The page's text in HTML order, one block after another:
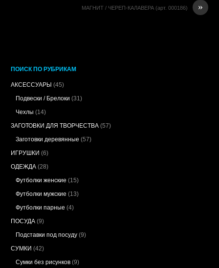
»
МАГНИТ / ЧЕРЕП-КАЛАВЕРА (арт. 000186)
ПОИСК ПО РУБРИКАМ
АКСЕССУАРЫ (45)
Подвески / Брелоки (31)
Чехлы (14)
ЗАГОТОВКИ ДЛЯ ТВОРЧЕСТВА (57)
Заготовки деревянные (57)
ИГРУШКИ (6)
ОДЕЖДА (28)
Футболки женские (15)
Футболки мужские (13)
Футболки парные (4)
ПОСУДА (9)
Подставки под посуду (9)
СУМКИ (42)
Сумки без рисунков (9)